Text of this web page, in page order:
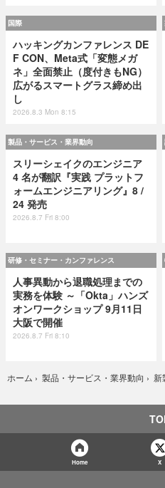
国際
ハッキングカンファレンス DE
F CON、Meta式「変態メガ
ネ」全面禁止（度付きもNG）
広がるスマートグラス締め出
し
2026.8.3 Mon 8:15
製品・サービス・業界動向
スリーシェイクのエンジニア
4 名が翻訳『実践 プラットフ
ォームエンジニアリング』8 /
24 発売
2026.8.7 Fri 8:00
研修・セミナー・カンファレンス
人事異動から退職処理までの
実務を体験 ～「Okta」ハンズ
オンワークショップ 9月11日
大阪で開催
2026.8.7 Fri 8:10
ホーム › 製品・サービス・業界動向 › 新
Home X